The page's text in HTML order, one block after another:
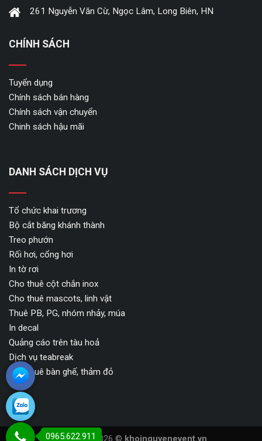
261 Nguyễn Văn Cừ, Ngọc Lâm, Long Biên, HN
CHÍNH SÁCH
Tuyển dụng
Chính sách bán hàng
Chính sách vận chuyển
Chinh sách hậu mãi
DANH SÁCH DỊCH VỤ
Tổ chức khai trương
Bộ cắt băng khánh thành
Treo phướn
Rối hơi, cổng hơi
In tờ rơi
Cho thuê cột chắn inox
Cho thuê mascots, linh vật
Thuê PB, PG, nhóm nhảy, múa
In decal
Quảng cáo trên tàu hoả
Dịch vụ teabreak
Cho thuê bàn ghế, thảm đỏ
0965.622.911